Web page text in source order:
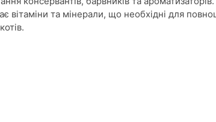
вітаміни та мінерали, що необхідні для